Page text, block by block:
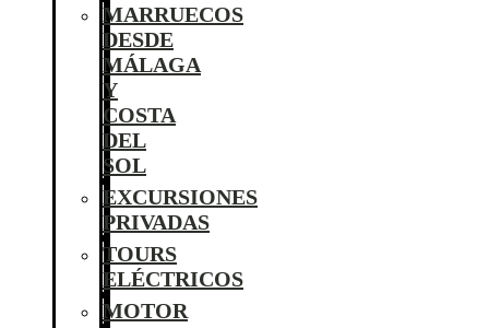
MARRUECOS
DESDE
MÁLAGA
Y
COSTA
DEL
SOL
EXCURSIONES
PRIVADAS
TOURS
ELÉCTRICOS
MOTOR